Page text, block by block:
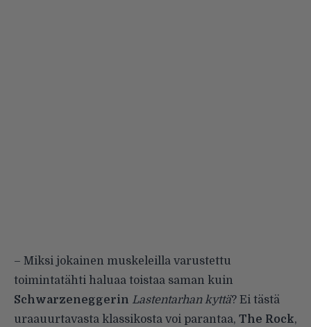
– Miksi jokainen muskeleilla varustettu
toimintatähti haluaa toistaa saman kuin
Schwarzeneggerin Lastentarhan kyttä? Ei tästä
uraauurtavasta klassikosta voi parantaa, The Rock,